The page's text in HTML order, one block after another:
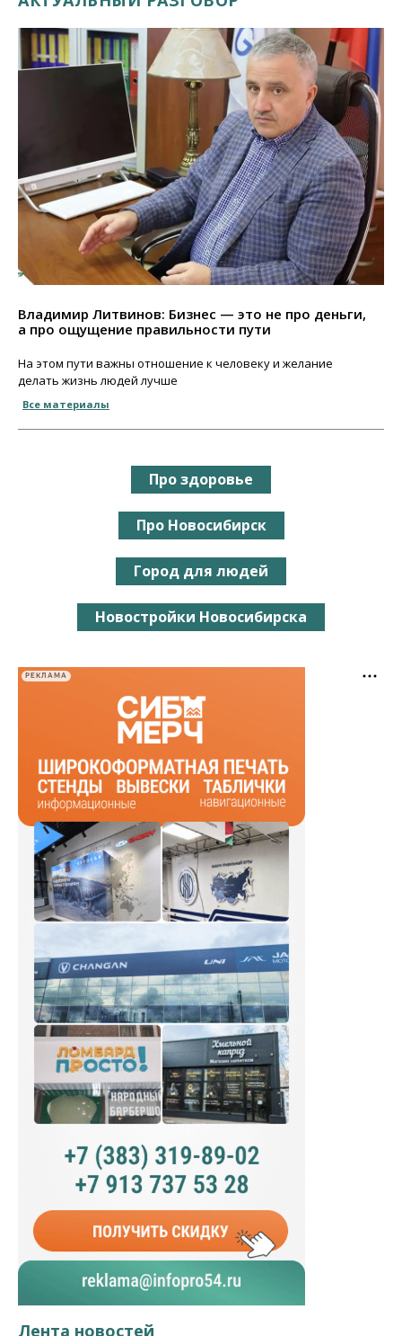
Владимир Литвинов: Бизнес — это не про деньги,
а про ощущение правильности пути
На этом пути важны отношение к человеку и желание
делать жизнь людей лучше
Все материалы
Про здоровье
Про Новосибирск
Город для людей
Новостройки Новосибирска
РЕКЛАМА
Лента новостей